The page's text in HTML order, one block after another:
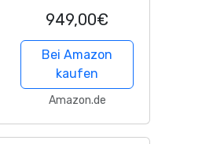
949,00€
Bei Amazon
kaufen
Amazon.de